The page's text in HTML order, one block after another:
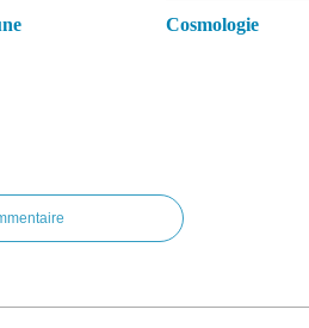
Cosmologie